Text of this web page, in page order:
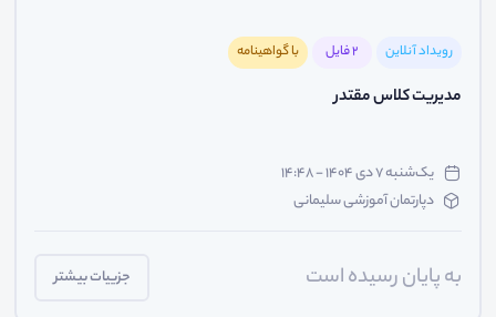
رویداد آنلاین 2 فایل با گواهینامه
مدیریت کلاس مقتدر
یک‌شنبه ۷ دی ۱۴۰۴ - ۱۴:۴۸
دپارتمان آموزشی سلیمانی
به پایان رسیده است جزییات بیشتر